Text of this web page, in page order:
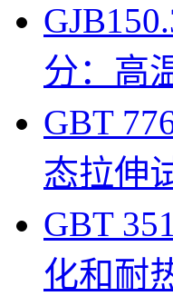
分：高
GBT
态拉伸
GBT
化和耐